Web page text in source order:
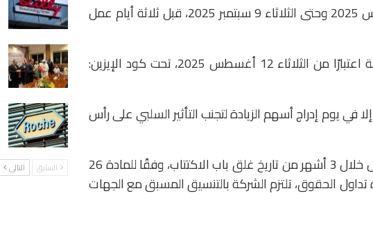
و يبدأ تداول حق الاكتتاب اعتبارًا من الخميس 14 أغسطس 2025 وحتى الثلاثاء 9 سبتمبر 2025، قبل ثلاثة أيام عمل
كما يتم إدراج حقوق الاكتتاب على قاعدة بيانات البورصة اعتبارًا من الثلاثاء 12 أغسطس 2025، تحت كود الإيزين:
في يوم إدراج أسهم الزيادة لتجنب التأثير السلبي على رأس
وشددت لجنة القيد على ضرورة قيد أسهم زيادة رأس المال خلال 3 أشهر من تاريخ غلق باب الاكتتاب، وفقًا للمادة 26
الحقوق، تلتزم الشركة بالتنسيق المسبق مع الجهات
السابق التالى